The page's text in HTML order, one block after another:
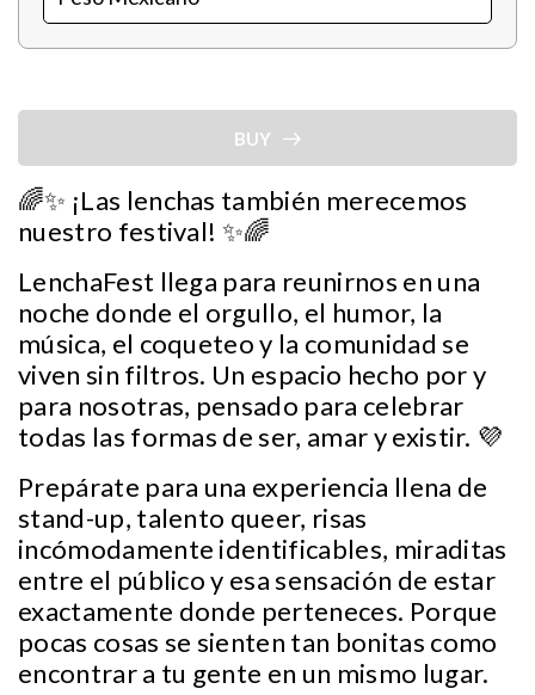
BUY
🌈✨ ¡Las lenchas también merecemos
nuestro festival! ✨🌈
LenchaFest llega para reunirnos en una
noche donde el orgullo, el humor, la
música, el coqueteo y la comunidad se
viven sin filtros. Un espacio hecho por y
para nosotras, pensado para celebrar
todas las formas de ser, amar y existir. 💜
Prepárate para una experiencia llena de
stand-up, talento queer, risas
incómodamente identificables, miraditas
entre el público y esa sensación de estar
exactamente donde perteneces. Porque
pocas cosas se sienten tan bonitas como
encontrar a tu gente en un mismo lugar.